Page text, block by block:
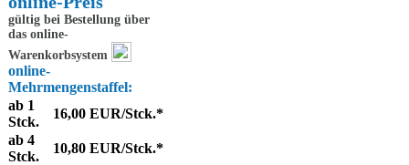
gültig bei Bestellung über
das online-
Warenkorbsystem
online-
Mehrmengenstaffel:
ab 1
Stck.
16,00 EUR/Stck.*
ab 4
Stck.
10,80 EUR/Stck.*